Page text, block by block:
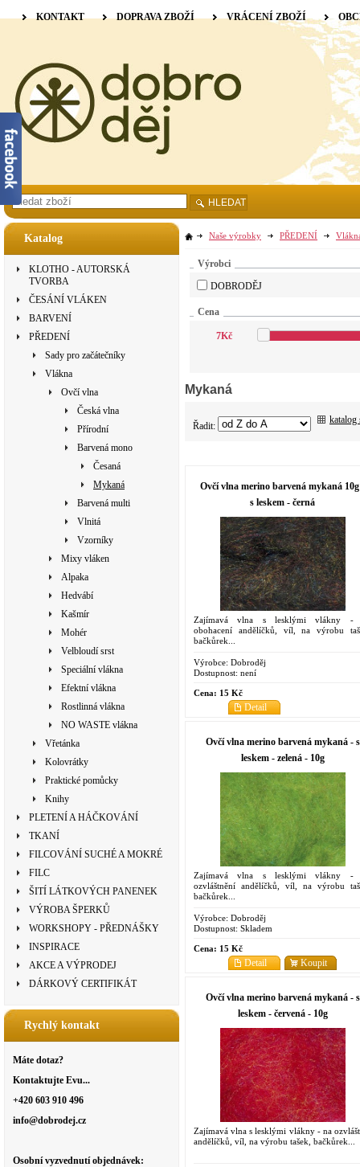
Katalog
KLOTHO - AUTORSKÁ
TVORBA
ČESÁNÍ VLÁKEN
BARVENÍ
PŘEDENÍ
Sady pro začátečníky
Vlákna
Ovčí vlna
Česká vlna
Přírodní
Barvená mono
Česaná
Mykaná
Barvená multi
Vlnitá
Vzorníky
Mixy vláken
Alpaka
Hedvábí
Kašmír
Mohér
Velbloudí srst
Speciální vlákna
Efektní vlákna
Rostlinná vlákna
NO WASTE vlákna
Vřetánka
Kolovrátky
Praktické pomůcky
Knihy
PLETENÍ A HÁČKOVÁNÍ
TKANÍ
FILCOVÁNÍ SUCHÉ A MOKRÉ
FILC
ŠITÍ LÁTKOVÝCH PANENEK
VÝROBA ŠPERKŮ
WORKSHOPY - PŘEDNÁŠKY
INSPIRACE
AKCE A VÝPRODEJ
DÁRKOVÝ CERTIFIKÁT
Rychlý kontakt
Máte dotaz?
Kontaktujte Evu...
+420 603 910 496
info@dobrodej.cz
Osobní vyzvednutí objednávek:
Naše výrobky PŘEDENÍ
Výrobci
DOBRODĚJ
Cena
7Kč
Mykaná
Řadit:
katalog
Ovčí vlna merino barvená mykaná
s leskem - černá
Zajímavá vlna s lesklými vlákny -
obohacení andělíčků, víl, na výrobu
bačkůrek...
Výrobce: Dobroděj
Dostupnost: není
Cena: 15 Kč
Detail
Ovčí vlna merino barvená mykaná - s
leskem - zelená - 10g
Zajímavá vlna s lesklými vlákny -
ozvláštnění andělíčků, víl, na výrobu
bačkůrek...
Výrobce: Dobroděj
Dostupnost: Skladem
Cena: 15 Kč
Koupit
Detail
Ovčí vlna merino barvená mykaná - s
leskem - červená - 10g
Zajímavá vlna s lesklými vlákny - na
andělíčků, víl, na výrobu tašek, bačkůrek...
KONTAKT DOPRAVA ZBOŽÍ VRÁCENÍ ZBOŽÍ
HLEDAT